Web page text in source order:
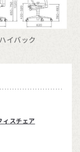
ハイバック
ィスチェア